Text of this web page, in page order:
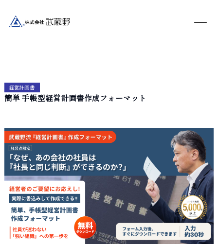
経営計画書
簡単 手帳型経営計画書作成フォーマット